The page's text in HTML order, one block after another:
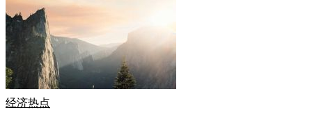
经济热点